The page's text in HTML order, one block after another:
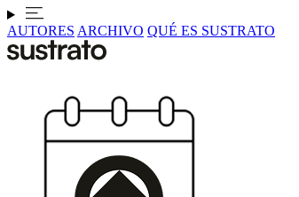
AUTORES ARCHIVO QUÉ ES SUSTRATO